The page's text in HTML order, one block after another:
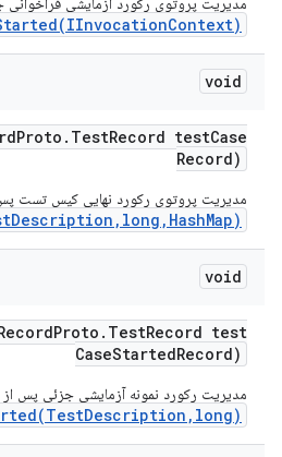
void
Proto . TestRecord testCase
Record)
مدیریت پروتوی رکورد نهایی کیس تست
void
Proto . TestRecord test
CaseStartedRecord)
مدیریت رکورد نمونه آزمایشی جزئی پس